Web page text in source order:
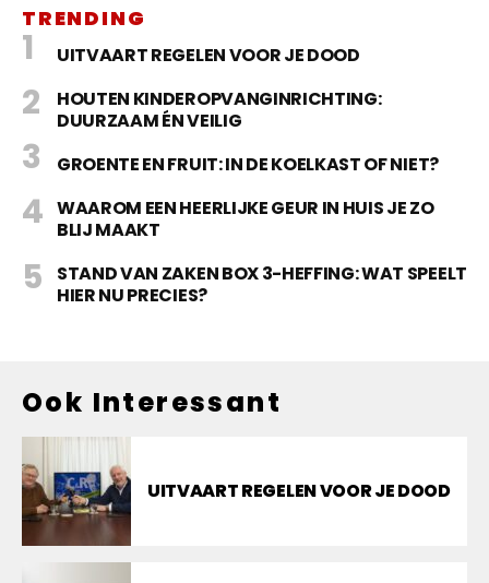
TRENDING
UITVAART REGELEN VOOR JE DOOD
HOUTEN KINDEROPVANGINRICHTING:
DUURZAAM ÉN VEILIG
GROENTE EN FRUIT: IN DE KOELKAST OF NIET?
WAAROM EEN HEERLIJKE GEUR IN HUIS JE ZO
BLIJ MAAKT
STAND VAN ZAKEN BOX 3-HEFFING: WAT SPEELT
HIER NU PRECIES?
Ook Interessant
UITVAART REGELEN VOOR JE DOOD